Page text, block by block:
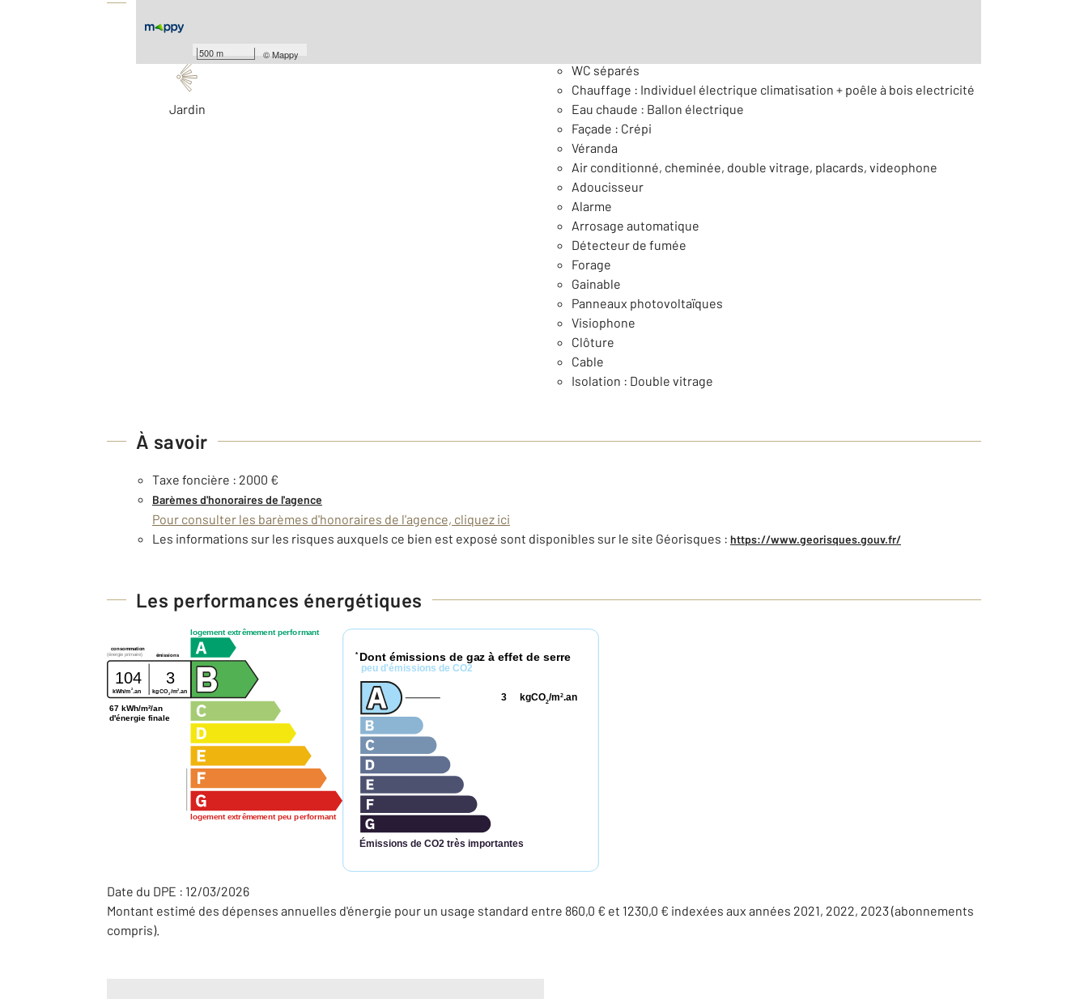
500 m ©Mappy
Jardin
WC séparés
Chauffage : Individuel électrique climatisation + poêle à bois electricité
Eau chaude : Ballon électrique
Façade : Crépi
Véranda
Air conditionné, cheminée, double vitrage, placards, videophone
Adoucisseur
Alarme
Arrosage automatique
Détecteur de fumée
Forage
Gainable
Panneaux photovoltaïques
Visiophone
Clôture
Cable
Isolation : Double vitrage
À savoir
Taxe foncière : 2000 €
Barèmes d'honoraires de l'agence
Pour consulter les barèmes d'honoraires de l'agence, cliquez ici
Les informations sur les risques auxquels ce bien est exposé sont disponibles sur le site Géorisques : https://www.georisques.gouv.fr/
Les performances énergétiques
logement extrêmement performant
logement extrêmement peu performant
consommation
émissions
(énergie primaire)
104 3
kWh/m 2 .an kg CO2/m2 .an
67 kWh/m²/an
d'énergie finale
* Dont émissions de gaz à effet de serre
peu d'émissions de CO2
Émissions de CO2 très importantes
kgCO2/m2.an
3
Date du DPE : 12/03/2026
Montant estimé des dépenses annuelles d'énergie pour un usage standard entre 860,0 € et 1230,0 € indexées aux années 2021, 2022, 2023 (abonnements
compris).